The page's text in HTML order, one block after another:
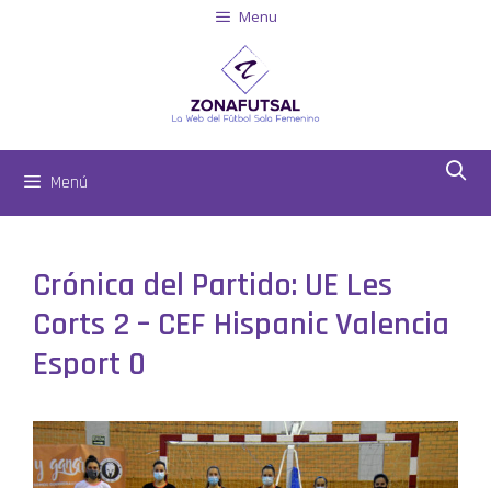
Menu
Menú
Crónica del Partido: UE Les
Corts 2 – CEF Hispanic Valencia
Esport 0